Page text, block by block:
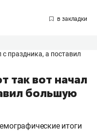
так вот начал
большую
итоги